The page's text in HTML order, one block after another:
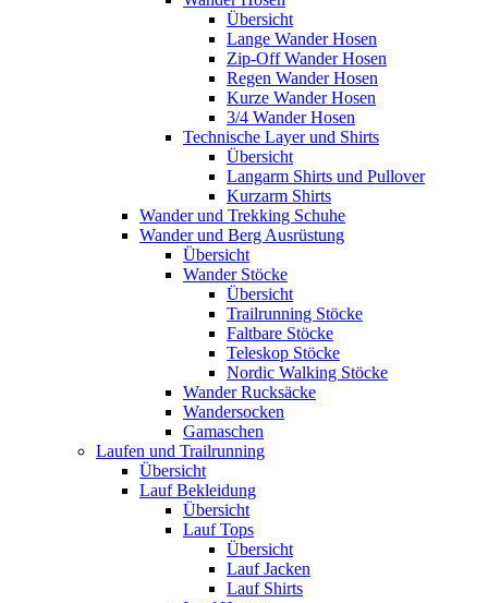
Übersicht
Lange Wander Hosen
Zip-Off Wander Hosen
Regen Wander Hosen
Kurze Wander Hosen
3/4 Wander Hosen
Technische Layer und Shirts
Übersicht
Langarm Shirts und Pullover
Kurzarm Shirts
Wander und Trekking Schuhe
Wander und Berg Ausrüstung
Übersicht
Wander Stöcke
Übersicht
Trailrunning Stöcke
Faltbare Stöcke
Teleskop Stöcke
Nordic Walking Stöcke
Wander Rucksäcke
Wandersocken
Gamaschen
Laufen und Trailrunning
Übersicht
Lauf Bekleidung
Übersicht
Lauf Tops
Übersicht
Lauf Jacken
Lauf Shirts